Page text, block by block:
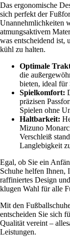
Das ergonomische
sich perfekt der
Unannehmlichkeiten
atmungsaktivem
was entscheidend ist,
kühl zu halten.
Optimale
die
bieten, ideal für
Spielkomfort:
präzisen
Spielen ohne
Haltbarkeit:
Mizuno
Verschleiß
Langlebigkeit
Egal, ob Sie ein
Schuhe helfen Ihnen,
raffiniertes Design
klugen Wahl für alle
Mit den
entscheiden Sie sich
Qualität vereint –
Leistungen.